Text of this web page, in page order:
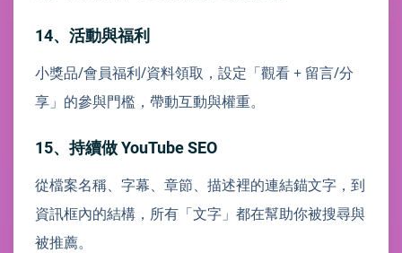
14、活動與福利
小獎品/會員福利/資料領取，設定「觀看 + 留言/分
享」的參與門檻，帶動互動與權重。
15、持續做 YouTube SEO
從檔案名稱、字幕、章節、描述裡的連結錨文字，到
資訊框內的結構，所有「文字」都在幫助你被搜尋與
被推薦。